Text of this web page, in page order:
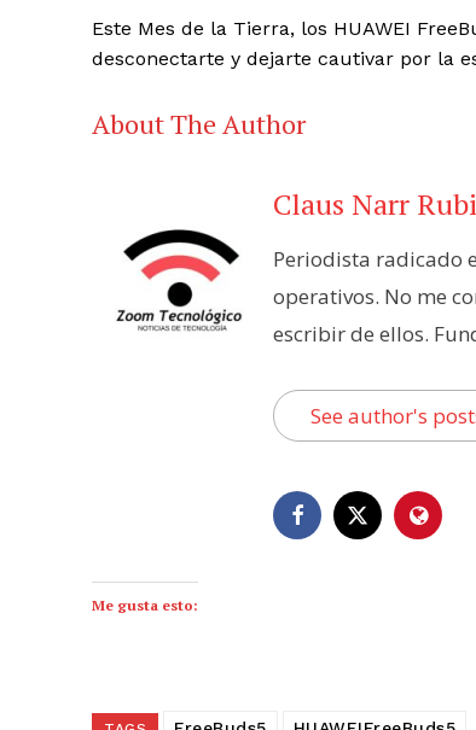
Este Mes de la Tierra, los HUAWEI
desconectarte y dejarte cautivar por la
About The Author
Claus Narr
Periodista radicado
operativos. No me
escribir de ellos.
See author's
Me gusta esto: